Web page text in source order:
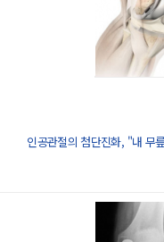
인공관절의 첨단진화, "내 무